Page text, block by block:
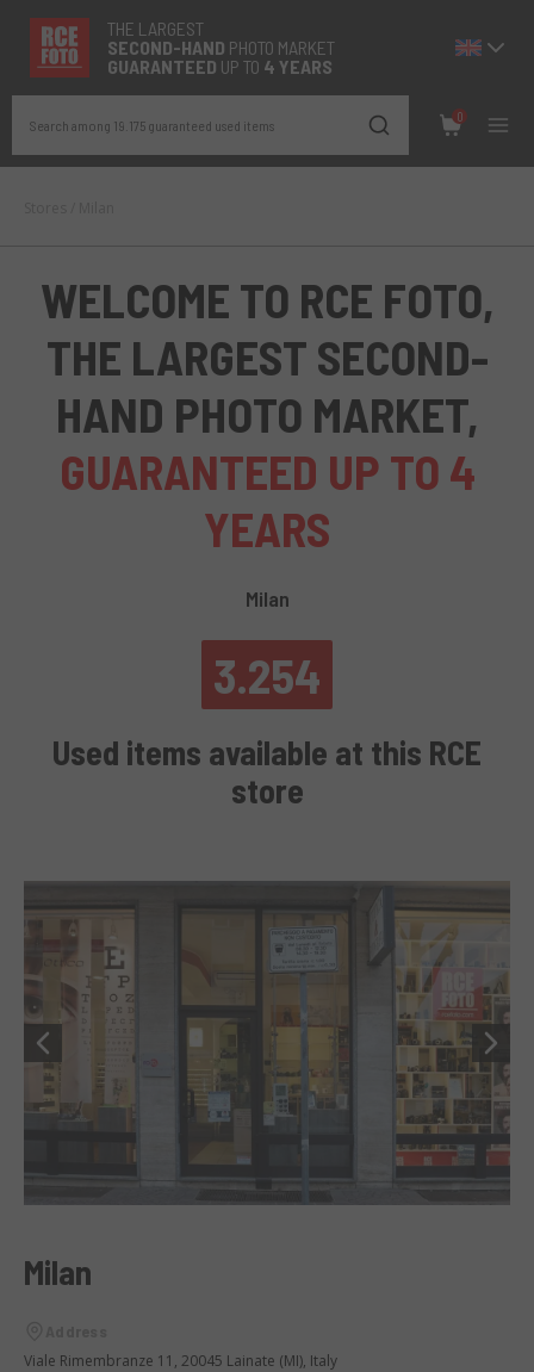
THE LARGEST
SECOND-HAND PHOTO MARKET
GUARANTEED UP TO 4 YEARS
Search among 19.175 guaranteed used items
0
WELCOME TO RCE FOTO,
THE LARGEST SECOND-
HAND PHOTO MARKET,
GUARANTEED UP TO 4
YEARS
Milan
3.254
Used items available at this RCE
store
Milan
Viale Rimembranze 11, 20045 Lainate (MI), Italy